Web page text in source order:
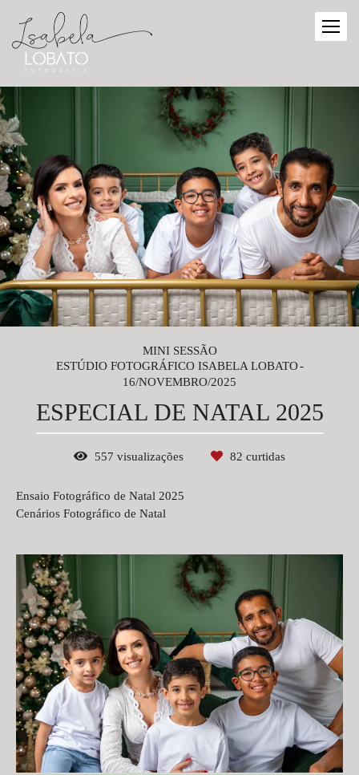
MINI SESSÃO
ESTÚDIO FOTOGRÁFICO ISABELA LOBATO
16/NOVEMBRO/2025
ESPECIAL DE NATAL 2025
557 visualizações 82 curtidas
Ensaio Fotográfico de Natal 2025
Cenários Fotográfico de Natal